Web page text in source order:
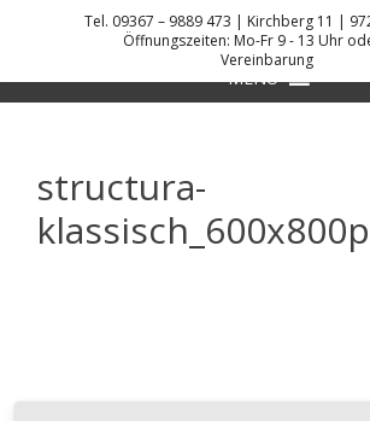
DANIEL KREIS MENU
structura-
Tel. 09367 – 9889 473 | Kirchberg 11 |
Öffnungszeiten: Mo-Fr 9 - 13 Uhr
Vereinbarung